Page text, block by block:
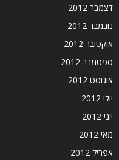
דצמבר 2012
נובמבר 2012
אוקטובר 2012
ספטמבר 2012
אוגוסט 2012
יולי 2012
יוני 2012
מאי 2012
אפריל 2012